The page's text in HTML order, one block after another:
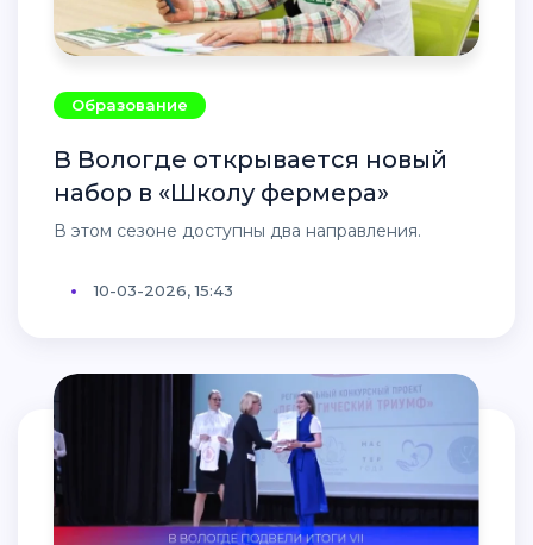
Образование
В Вологде открывается новый
набор в «Школу фермера»
В этом сезоне доступны два направления.
10-03-2026, 15:43